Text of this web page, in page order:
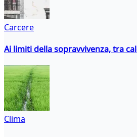
Carcere
Ai limiti della sopravvivenza, tra
Clima